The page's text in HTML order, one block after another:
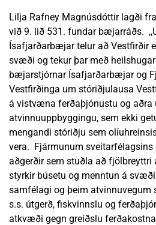
Lilja Rafney Magnúsdóttir lagði
við 9. lið 531. fundar bæjarráðs.
Ísafjarðarbæjar telur að Vestfirðir
svæði og tekur þar með
bæjarstjórnar Ísafjarðarbæjar og
Vestfirðinga um stóriðjulausa
á vistvæna ferðaþjónustu og
atvinnuuppbyggingu, sem ekki
mengandi stóriðju sem
vera. Fjármunum sveitarfélagsins
aðgerðir sem stuðla að fjölbreyttri
styrkir búsetu og menntun á
samfélagi og þeim atvinnuvegum
s.s. útgerð, fiskvinnslu og
atkvæði gegn greiðslu